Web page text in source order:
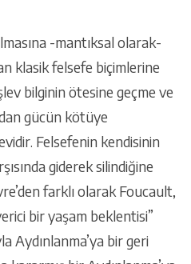
-mantıksal olarak-
klasik felsefe biçimlerine
bilginin ötesine geçme ve
gücün kötüye
Felsefenin kendisinin
giderek silindiğine
farklı olarak Foucault,
bir yaşam beklentisi”
Aydınlanma’ya bir geri